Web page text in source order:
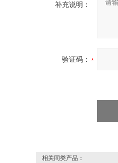
补充说明：
验证码：
相关同类产品：